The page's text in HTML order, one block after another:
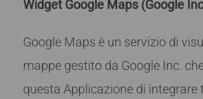
Widget Google Maps (Google
Google Maps è un servizio di
mappe gestito da Google Inc.
questa Applicazione di integrare